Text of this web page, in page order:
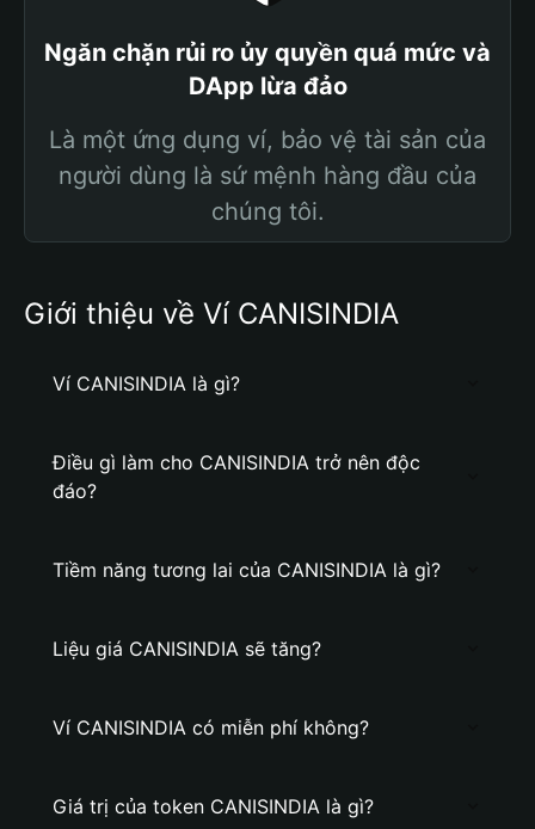
Ngăn chặn rủi ro ủy quyền quá mức và
DApp lừa đảo
Là một ứng dụng ví, bảo vệ tài sản của
người dùng là sứ mệnh hàng đầu của
chúng tôi.
Giới thiệu về Ví CANISINDIA
Ví CANISINDIA là gì?
Điều gì làm cho CANISINDIA trở nên độc
đáo?
Tiềm năng tương lai của CANISINDIA là gì?
Liệu giá CANISINDIA sẽ tăng?
Ví CANISINDIA có miễn phí không?
Giá trị của token CANISINDIA là gì?